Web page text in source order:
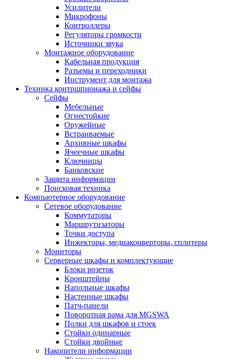
Усилители
Микрофоны
Контроллеры
Регуляторы громкости
Источники звука
Монтажное оборудование
Кабельная продукция
Разъемы и переходники
Инструмент для монтажа
Техника контршпионажа и сейфы
Сейфы
Мебельные
Огнестойкие
Оружейные
Встраиваемые
Архивные шкафы
Ячеечные шкафы
Ключницы
Банковские
Защита информации
Поисковая техника
Компьютерное оборудование
Сетевое оборудование
Коммутаторы
Маршрутизаторы
Точки доступа
Инжекторы, медиаконверторы, сплитеры
Мониторы
Серверные шкафы и комплектующие
Блоки розеток
Кронштейны
Напольные шкафы
Настенные шкафы
Патч-панели
Поворотная рама для MGSWA
Полки для шкафов и стоек
Стойки одинарные
Стойки двойные
Накопители информации